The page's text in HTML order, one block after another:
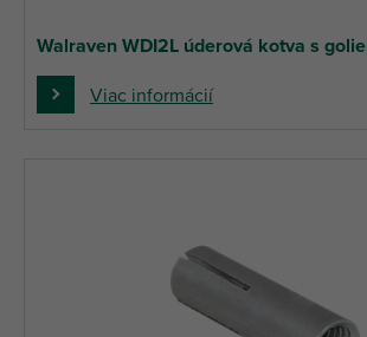
Walraven WDI2L úderová kotva s
Viac informácií